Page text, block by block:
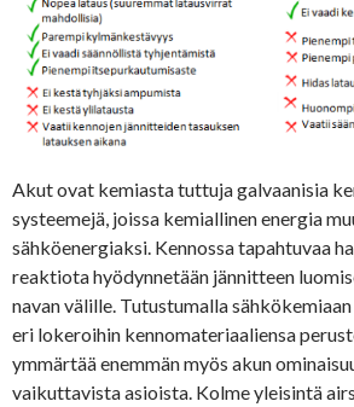
Akut ovat kemiasta tuttuja galvaanisia
systeemejä, joissa kemiallinen energia
sähköenergiaksi. Kennossa tapahtuvaa
reaktiota hyödynnetään jännitteen
navan välille. Tutustumalla
eri lokeroihin kennomateriaaliensa
ymmärtää enemmän myös akun
vaikuttavista asioista. Kolme yleisintä